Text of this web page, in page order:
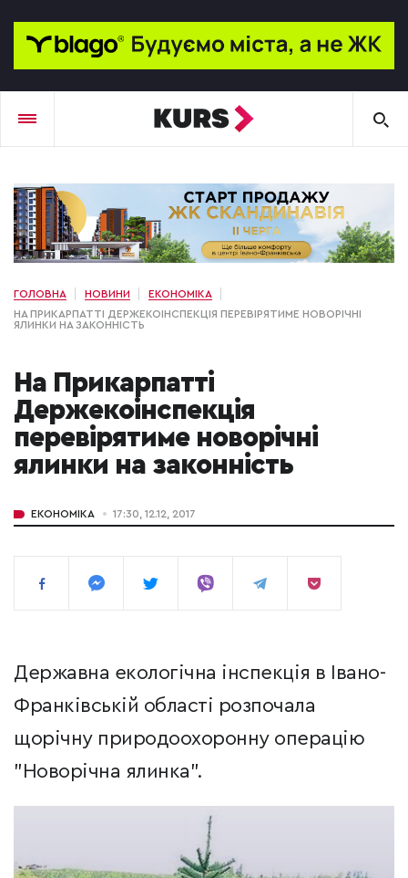
ГОЛОВНА НОВИНИ
ЕКОНОМІКА
НА ПРИКАРПАТТІ ДЕРЖЕКОІНСПЕКЦІЯ ПЕРЕВІРЯТИМЕ НОВОРІЧНІ
ЯЛИНКИ НА ЗАКОННІСТЬ
На Прикарпатті
Держекоінспекція
перевірятиме новорічні
ялинки на законність
ЕКОНОМІКА 17:30, 12.12, 2017
Державна екологічна інспекція в Івано-
Франківській області розпочала
щорічну природоохоронну операцію
"Новорічна ялинка".